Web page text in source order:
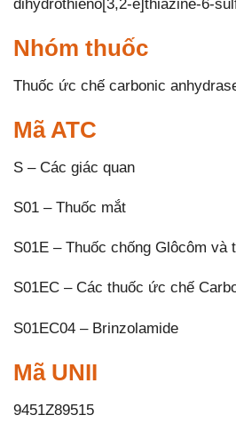
dihydrothieno[3,2-e]thiazine-6-
Nhóm thuốc
Thuốc ức chế carbonic
Mã ATC
S – Các giác quan
S01 – Thuốc mắt
S01E – Thuốc chống Glôcôm và
S01EC – Các thuốc ức chế
S01EC04 – Brinzolamide
Mã UNII
9451Z89515